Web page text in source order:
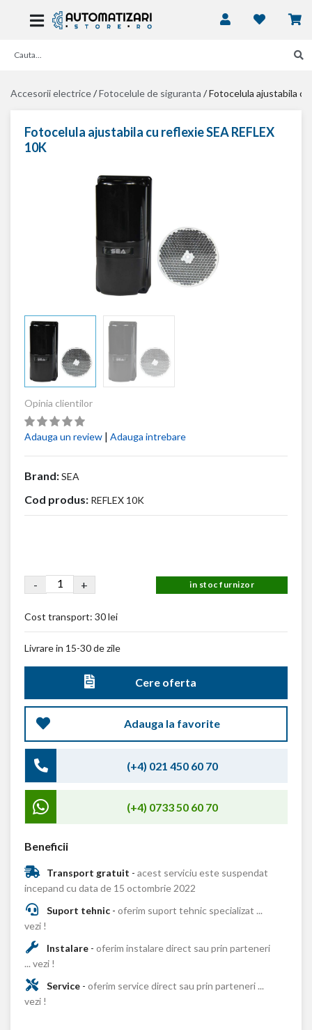
Accesorii electrice/Fotocelule de siguranta /Fotocelula ajustabila cu
Fotocelula ajustabila cu reflexie SEA REFLEX
10K
Opinia clientilor
Adauga un review | Adauga intrebare
Brand:SEA
Cod produs: REFLEX 10K
- + in stoc furnizor
Cost transport: 30 lei
Livrare in 15-30 de zile
Cere oferta
Adauga la favorite
(+4) 021 450 60 70
(+4) 0733 50 60 70
Beneficii
Transport gratuit - acest serviciu este suspendat
incepand cu data de 15 octombrie 2022
Suport tehnic- oferim suport tehnic specializat ...
vezi !
Instalare- oferim instalare direct sau prin parteneri
... vezi !
Service- oferim service direct sau prin parteneri ...
vezi !